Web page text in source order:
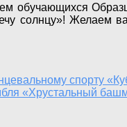
солнцу»! Желаем
спорту
«Хрустальный